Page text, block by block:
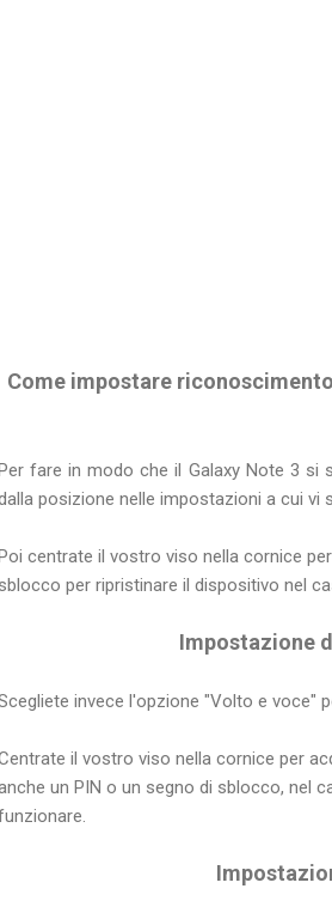
Come impostare
fare in modo che il Galaxy Note 3 si
posizione nelle impostazioni a cui vi
centrate il vostro viso nella cornice
sblocco per ripristinare il dispositivo nel
Impostazione
invece l'opzione "Volto e voce"
il vostro viso nella cornice per
un PIN o un segno di sblocco, nel